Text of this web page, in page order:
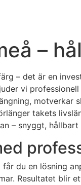
–
– det är en
vi
motverkar
takets
– snyggt,
du en lösning
Resultatet blir